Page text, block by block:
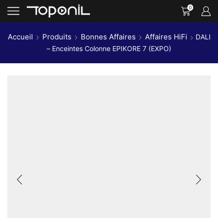
0
Accueil Produits Bonnes Affaires Affaires HiFi
DALI
– Enceintes Colonne EPIKORE 7 (EXPO)